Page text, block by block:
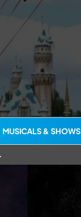
MUSICALS & SHOWS